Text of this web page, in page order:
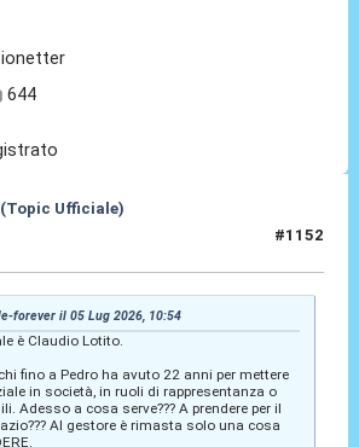
644
Ufficiale)
#1152
forever il 05 Lug 2026, 10:54
è Claudio Lotito.
fino a Pedro ha avuto 22 anni per mettere
in società, in ruoli di rappresentanza o
Adesso a cosa serve??? A prendere per il
Al gestore è rimasta solo una cosa